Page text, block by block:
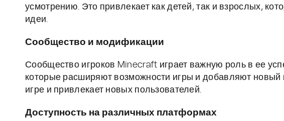
усмотрению. Это привлекает как детей, так и взрослых,
идеи.
Сообщество и модификации
Сообщество игроков Minecraft играет важную роль в ее
которые расширяют возможности игры и добавляют новый
игре и привлекает новых пользователей.
Доступность на различных платформах